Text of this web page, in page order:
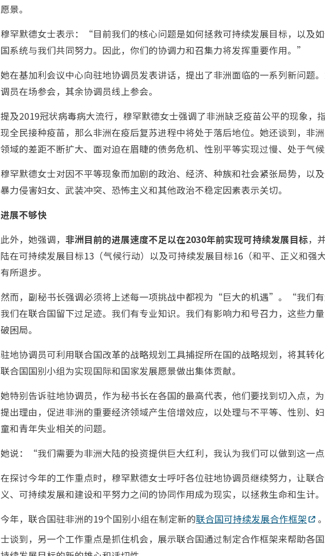
愿景。
穆罕默德女士表示：“目前我们的核心问题是如何拯救可持续发展目标，以及
国系统与我们共同努力。因此，你们的协调力和召集力将发挥重要作用。”
她在基加利会议中心向驻地协调员发表讲话，提出了非洲面临的一系列新问题
调员在场参会，其余协调员线上参会。
提及2019冠状病毒病大流行，穆罕默德女士强调了非洲缺乏疫苗公平的现象，
现全民接种疫苗，那么非洲在疫后复苏进程中将处于落后地位。她还谈到，非
领域的差距不断扩大、面对迫在眉睫的债务危机、性别平等实现过慢、处于气候
穆罕默德女士对因不平等现象而加剧的政治、经济、种族和社会紧张局势，以及
暴力侵害妇女、武装冲突、恐怖主义和其他政治不稳定因素表示关切。
进展不够快
此外，她强调， 非洲目前的进展速度不足以在2030年前实现可持续发展目标，
陆在可持续发展目标13（气候行动）以及可持续发展目标16（和平、正义和强
有所退步。
然而，副秘书长强调必须将上述每一项挑战中都视为“巨大的机遇”。“我们有
我们在联合国留下过足迹。我们有专业知识。我们有影响力和号召力，这些力
破困局。
驻地协调员可利用联合国改革的战略规划工具捕捉所在国的战略规划，将其转
联合国国别小组为实现国际和国家发展愿景做出集体贡献。
她特别告诉驻地协调员，作为秘书长在各国的最高代表，他们要找到切入点，
提出理由，促进非洲的重要经济领域产生倍增效应，以处理与不平等、性别、
童和青年失业相关的问题。
她说：“我们需要为非洲大陆的投资提供巨大红利，我认为我们可以做到这一
在探讨今年的工作重点时，穆罕默德女士呼吁各位驻地协调员继续努力，让联
义、可持续发展和建设和平努力之间的协同作用成为现实，以拯救生命和生计。
今年，联合国驻非洲的19个国别小组在制定新的联合国可持续发展合作框架
士谈到，另一个工作重点是抓住机会，展示联合国通过制定合作框架来帮助各